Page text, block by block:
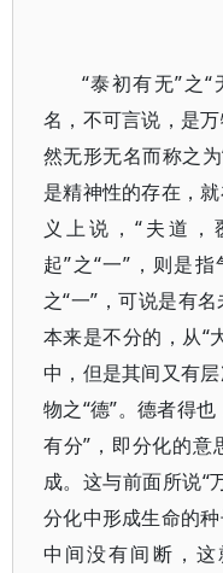
“泰初有无”之
名，不可言说，是
然无形无名而称之
是精神性的存在，
义上说，“夫道，
起”之“一”，则是
之“一”，可说是有
本来是不分的，从“
中，但是其间又有
物之“德”。德者得
有分”，即分化的意
成。这与前面所说“
分化中形成生命的
中间没有间断，这